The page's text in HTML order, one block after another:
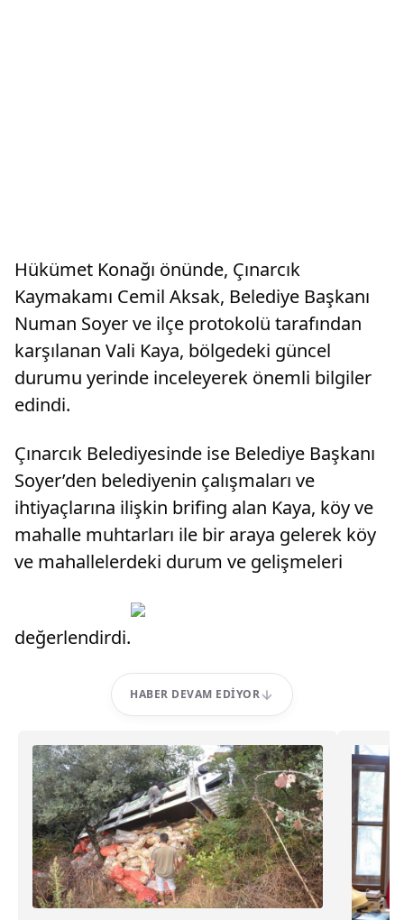
Hükümet Konağı önünde, Çınarcık
Kaymakamı Cemil Aksak, Belediye Başkanı
Numan Soyer ve ilçe protokolü tarafından
karşılanan Vali Kaya, bölgedeki güncel
durumu yerinde inceleyerek önemli bilgiler
edindi.
Çınarcık Belediyesinde ise Belediye Başkanı
Soyer’den belediyenin çalışmaları ve
ihtiyaçlarına ilişkin brifing alan Kaya, köy ve
mahalle muhtarları ile bir araya gelerek köy
ve mahallelerdeki durum ve gelişmeleri
değerlendirdi.
HABER DEVAM EDIYOR